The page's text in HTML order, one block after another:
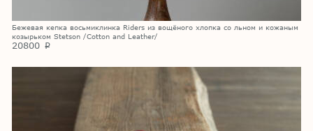
Бежевая кепка восьмиклинка Riders из вощёного хлопка со льном и кожаным
козырьком Stetson /Cotton and Leather/
20800 p